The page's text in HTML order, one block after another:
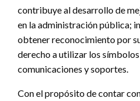
contribuye al desarrollo de
en la administración pública;
obtener reconocimiento por
derecho a utilizar los
comunicaciones y soportes.
Con el propósito de contar